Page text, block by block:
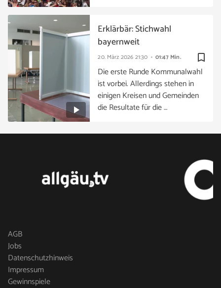
bookmark_border
20. März 2026 21:30 01:47 Min.
Erklärbär: Stichwahl
bayernweit
Die erste Runde Kommunalwahl
ist vorbei. Allerdings stehen in
einigen Kreisen und Gemeinden
die Resultate für die …
AGB
Jobs
Datenschutzhinweis
Impressum
Gewinnspiele